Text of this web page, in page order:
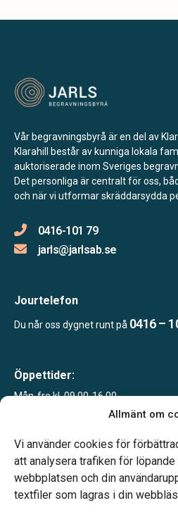
Allmänt om
Vi använder cookies för
att analysera trafiken för
webbplatsen och din
textfiler som lagras i din
Vår begravningsbyrå är en del av
Klarahill består av kunniga lokala
auktoriserade inom Sveriges
Det personliga är centralt för oss,
och när vi utformar skräddarsydda
0416-101 79
jarls@jarlsab.se
Jourtelefon
Du når oss dygnet runt på 0416 –
Öppettider:
Mån-fre kl. 09.00-16.00
Telefonjour dygnet runt.